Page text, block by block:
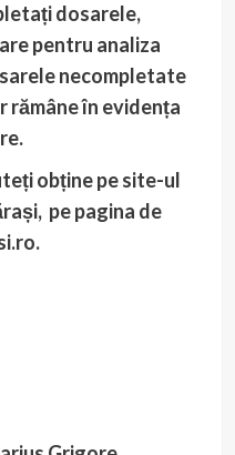
dosarele,
pentru analiza
necompletate
rămâne în evidența
obține pe site-ul
pe pagina de